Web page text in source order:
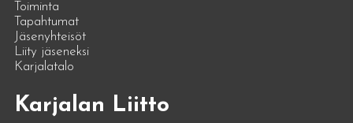
Toiminta
Tapahtumat
Jäsenyhteisöt
Liity jäseneksi
Karjalatalo
Karjalan Liitto